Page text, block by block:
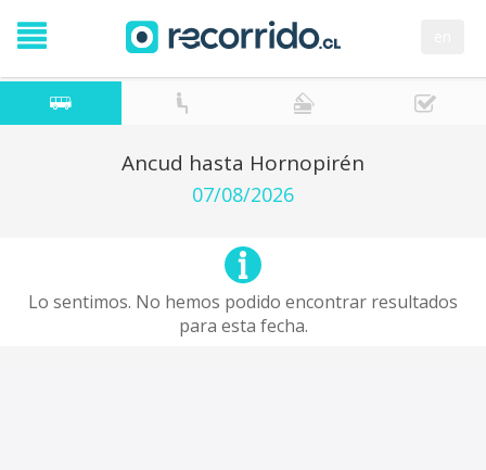
Ancud hasta Hornopirén
07/08/2026
Lo sentimos. No hemos podido encontrar resultados
para esta fecha.